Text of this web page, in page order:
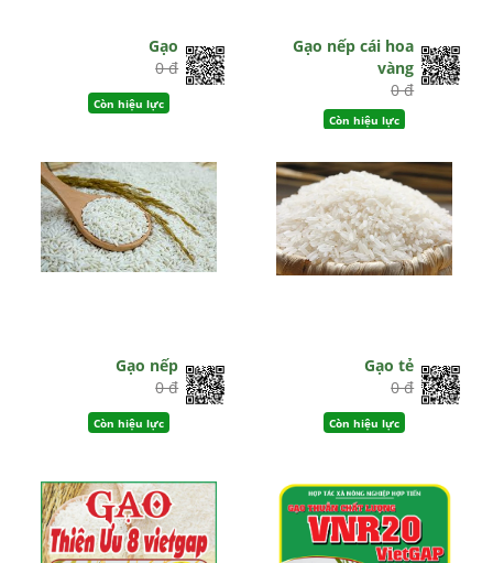
Gạo
0 đ
Còn hiệu lực
Gạo nếp cái hoa
vàng
0 đ
Còn hiệu lực
Gạo nếp
0 đ
Còn hiệu lực
Gạo tẻ
0 đ
Còn hiệu lực